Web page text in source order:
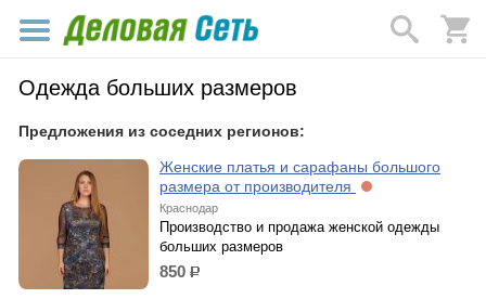
Одежда больших размеров
Предложения из соседних регионов:
Женские платья и сарафаны большого
размера от производителя
Краснодар
Производство и продажа женской одежды
больших размеров
850 р.